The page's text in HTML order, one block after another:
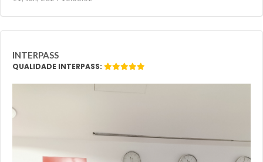
INTERPASS
QUALIDADE INTERPASS: